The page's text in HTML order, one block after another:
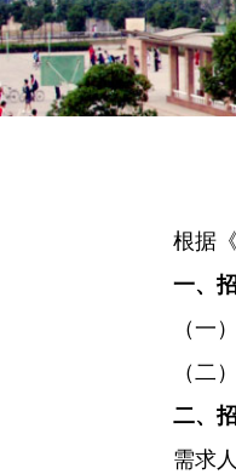
根据
一、
（一
（二
二、
需求